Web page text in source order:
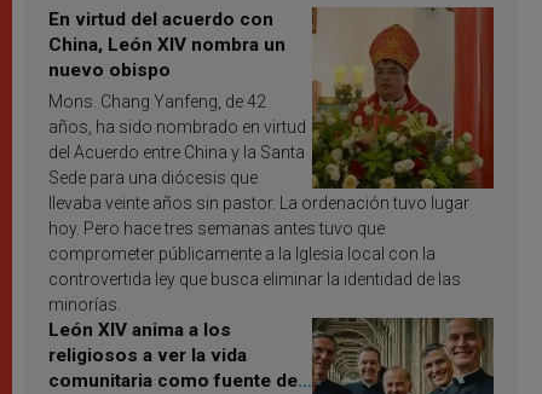
En virtud del acuerdo con
China, León XIV nombra un
nuevo obispo
Mons. Chang Yanfeng, de 42
años, ha sido nombrado en virtud
del Acuerdo entre China y la Santa
Sede para una diócesis que
llevaba veinte años sin pastor. La ordenación tuvo lugar
hoy. Pero hace tres semanas antes tuvo que
comprometer públicamente a la Iglesia local con la
controvertida ley que busca eliminar la identidad de las
minorías.
León XIV anima a los
religiosos a ver la vida
comunitaria como fuente de